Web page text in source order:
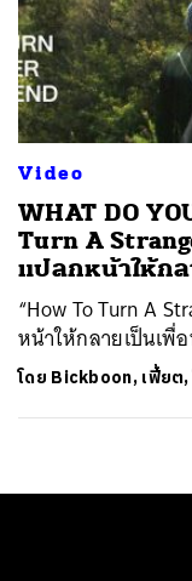
Video
WHAT DO
Turn A
แปลกหน้าให้ก
“How To Turn A
หน้าให้กลายเป็นเพื่
โดย Bickboon, เฟี้ยต,
ค้นหา
SHARE